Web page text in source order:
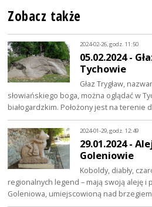
Zobacz także
2024-02-26, godz. 11:50
05.02.2024 -
Tychowie
Głaz Trygław,
słowiańskiego boga, można oglądać w
białogardzkim. Położony jest na terenie
2024-01-29, godz. 12:49
29.01.2024 -
Goleniowie
Koboldy, diabły,
regionalnych legend – mają swoją aleję i
Goleniowa, umiejscowioną nad